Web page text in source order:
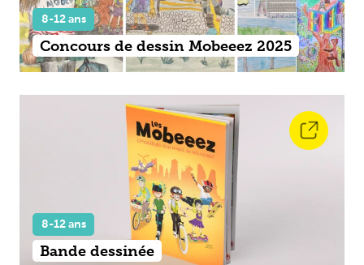
8-12 ans
Concours de dessin Mobeeez 2025
8-12 ans
Bande dessinée